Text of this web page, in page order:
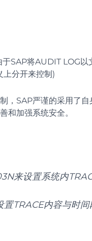
于SAP将AUDIT LOG
上分开来控制)
，SAP严谨的采用了
和加强系统安全。
来设置系统内
置TRACE内容与时